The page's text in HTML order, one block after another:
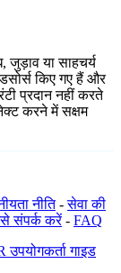
या साहचर्य
किए गए हैं और
प्रदान नहीं करते
करने में सक्षम
नीति-सेवा की
संपर्क करें- FAQ
गाइड